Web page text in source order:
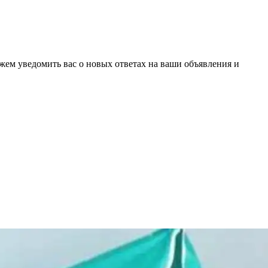
уведомить вас о новых ответах на ваши объявления и